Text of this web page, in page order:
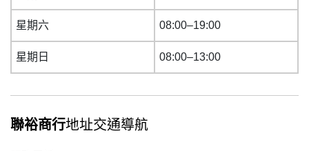
星期六 08:00–19:00
星期日 08:00–13:00
聯裕商行地址交通導航